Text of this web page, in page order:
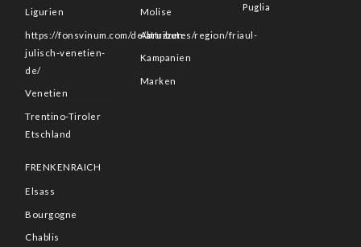
Ligurien
https://fonsvinum.com/de/attributes/region/friaul-
julisch-venetien-
de/
Venetien
Trentino-Tiroler
Etschland
Molise
Abruzzen
Kampanien
Marken
Puglia
FRENKENRAICH
Elsass
Bourgogne
Chablis